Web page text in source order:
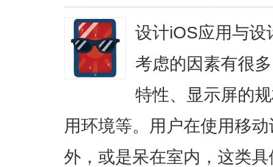
设计iOS应用与设
考虑的因素有很
特性、显示屏的
用环境等。用户在使用移
外，或是呆在室内，这类